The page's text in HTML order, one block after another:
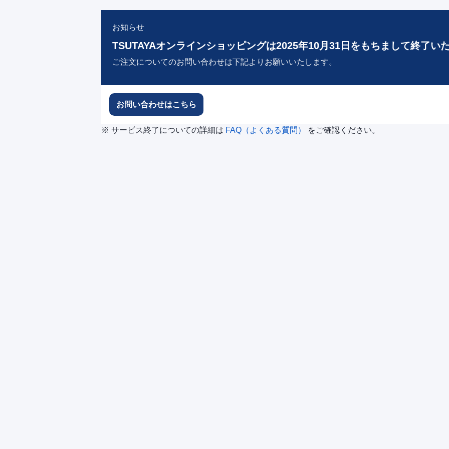
お知らせ
TSUTAYAオンラインショッピングは2025年10月31日をもちまして終了い
ご注文についてのお問い合わせは下記よりお願いいたします。
お問い合わせはこちら
※ サービス終了についての詳細は FAQ（よくある質問） をご確認ください。